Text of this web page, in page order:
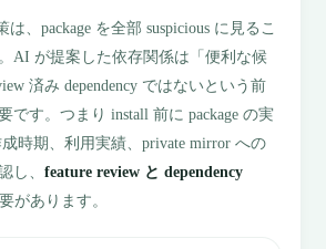
は、package を全部 suspicious に見るこ
AI が提案した依存関係は「便利な候
済み dependency ではないという前
です。つまり install 前に package の実
時期、利用実績、private mirror への
し、feature review と dependency
があります。